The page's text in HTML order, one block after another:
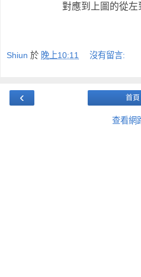
對應到上圖的從左
Shiun 於 晚上10:11 沒有留言:
‹ 首頁
查看網